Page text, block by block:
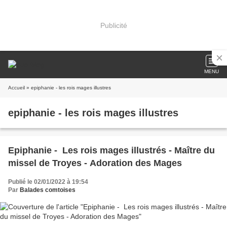
Publicité
MENU
Accueil » epiphanie - les rois mages illustres
epiphanie - les rois mages illustres
Epiphanie - Les rois mages illustrés - Maître du
missel de Troyes​​​​​​​ - Adoration des Mages
Publié le 02/01/2022 à 19:54
Par Balades comtoises